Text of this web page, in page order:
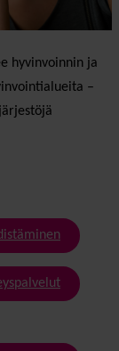
hyvinvoinnin ja
–